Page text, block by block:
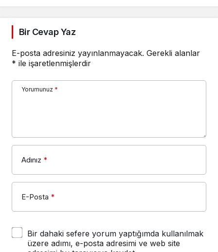
Bir Cevap Yaz
E-posta adresiniz yayınlanmayacak. Gerekli alanlar
* ile işaretlenmişlerdir
Yorumunuz *
Adınız *
E-Posta *
Bir dahaki sefere yorum yaptığımda kullanılmak
üzere adımı, e-posta adresimi ve web site